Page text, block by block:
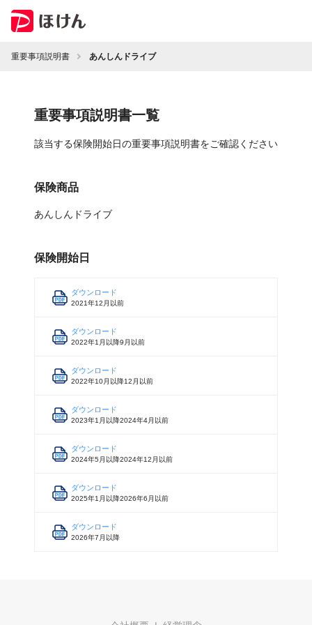
重要事項説明書 あんしんドライブ
重要事項説明書一覧
該当する保険開始日の重要事項説明書をご確認ください
保険商品
あんしんドライブ
保険開始日
ダウンロード
2021年12月以前
ダウンロード
2022年1月以降9月以前
ダウンロード
2022年10月以降12月以前
ダウンロード
2023年1月以降2024年4月以前
ダウンロード
2024年5月以降2024年12月以前
ダウンロード
2025年1月以降2026年6月以前
ダウンロード
2026年7月以降